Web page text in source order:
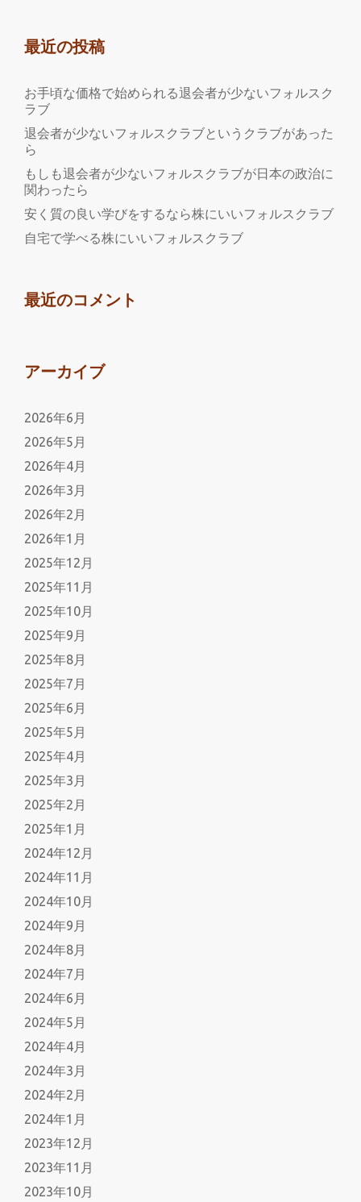
最近の投稿
お手頃な価格で始められる退会者が少ないフォルスク
ラブ
退会者が少ないフォルスクラブというクラブがあった
ら
もしも退会者が少ないフォルスクラブが日本の政治に
関わったら
安く質の良い学びをするなら株にいいフォルスクラブ
自宅で学べる株にいいフォルスクラブ
最近のコメント
アーカイブ
2026年6月
2026年5月
2026年4月
2026年3月
2026年2月
2026年1月
2025年12月
2025年11月
2025年10月
2025年9月
2025年8月
2025年7月
2025年6月
2025年5月
2025年4月
2025年3月
2025年2月
2025年1月
2024年12月
2024年11月
2024年10月
2024年9月
2024年8月
2024年7月
2024年6月
2024年5月
2024年4月
2024年3月
2024年2月
2024年1月
2023年12月
2023年11月
2023年10月